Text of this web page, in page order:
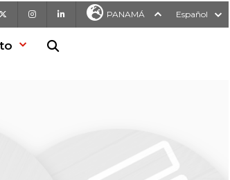
InstagramLinkedIn PANAMÁ Español